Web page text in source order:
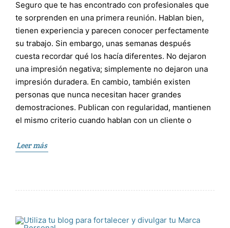
Seguro que te has encontrado con profesionales que
te sorprenden en una primera reunión. Hablan bien,
tienen experiencia y parecen conocer perfectamente
su trabajo. Sin embargo, unas semanas después
cuesta recordar qué los hacía diferentes. No dejaron
una impresión negativa; simplemente no dejaron una
impresión duradera. En cambio, también existen
personas que nunca necesitan hacer grandes
demostraciones. Publican con regularidad, mantienen
el mismo criterio cuando hablan con un cliente o
Leer más